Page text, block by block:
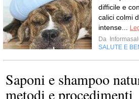
difficile e
calici colmi
intense...
Da
SALUTE E
Saponi e shampoo
metodi e procedimenti